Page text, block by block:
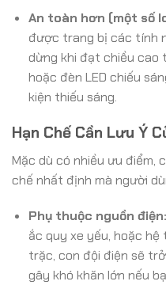
An toàn hơn (một số
được trang bị các tính
dừng khi đạt chiều cao
hoặc đèn LED chiếu
kiện thiếu sáng.
Hạn Chế Cần Lưu Ý
Mặc dù có nhiều ưu điểm,
chế nhất định mà người
Phụ thuộc nguồn điện:
ắc quy xe yếu, hoặc
trặc, con đội điện sẽ
gây khó khăn lớn nếu